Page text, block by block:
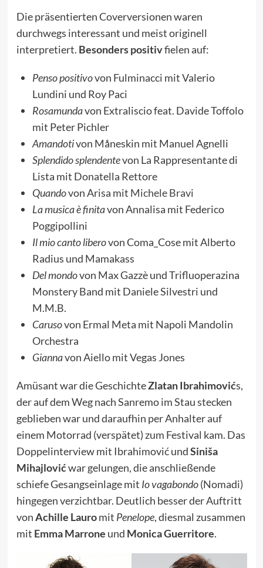
Die präsentierten Coverversionen waren
durchwegs interessant und meist originell
interpretiert. Besonders positivfielen auf:
Penso positivovon Fulminacci mit Valerio
Lundini und Roy Paci
Rosamundavon Extraliscio feat. Davide Toffolo
mit Peter Pichler
Amandotivon Måneskin mit Manuel Agnelli
Splendido splendentevon La Rappresentante di
Lista mit Donatella Rettore
Quandovon Arisa mit Michele Bravi
La musica è finitavon Annalisa mit Federico
Poggipollini
Il mio canto liberovon Coma_Cose mit Alberto
Radius und Mamakass
Del mondovon Max Gazzè und Trifluoperazina
Monstery Band mit Daniele Silvestri und
M.M.B.
Carusovon Ermal Meta mit Napoli Mandolin
Orchestra
Giannavon Aiello mit Vegas Jones
Amüsant war die GeschichteZlatan Ibrahimovićs,
der auf dem Weg nach Sanremo im Stau stecken
geblieben war und daraufhin per Anhalter auf
einem Motorrad (verspätet) zum Festival kam. Das
Doppelinterview mit Ibrahimović undSiniša
Mihajlovićwar gelungen, die anschließende
schiefe Gesangseinlage mit Io vagabondo(Nomadi)
hingegen verzichtbar. Deutlich besser der Auftritt
vonAchille Lauromit Penelope, diesmal zusammen
mit Emma Marrone und Monica Guerritore.